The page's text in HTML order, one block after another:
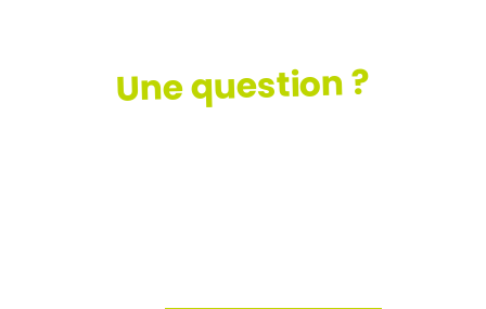
Une question ?